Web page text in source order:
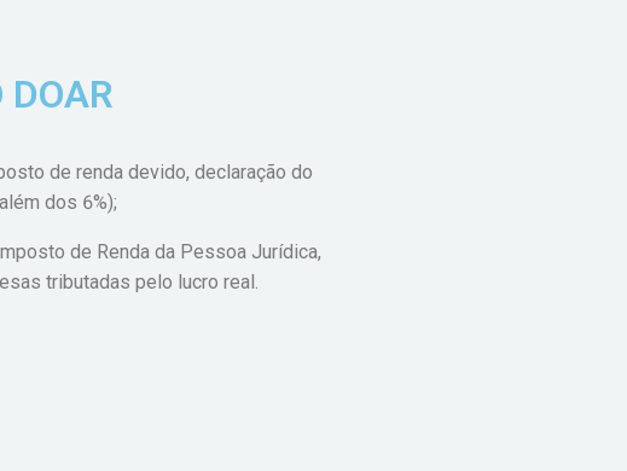
DOAR
de renda devido, declaração do
dos 6%);
de Renda da Pessoa Jurídica,
tributadas pelo lucro real.